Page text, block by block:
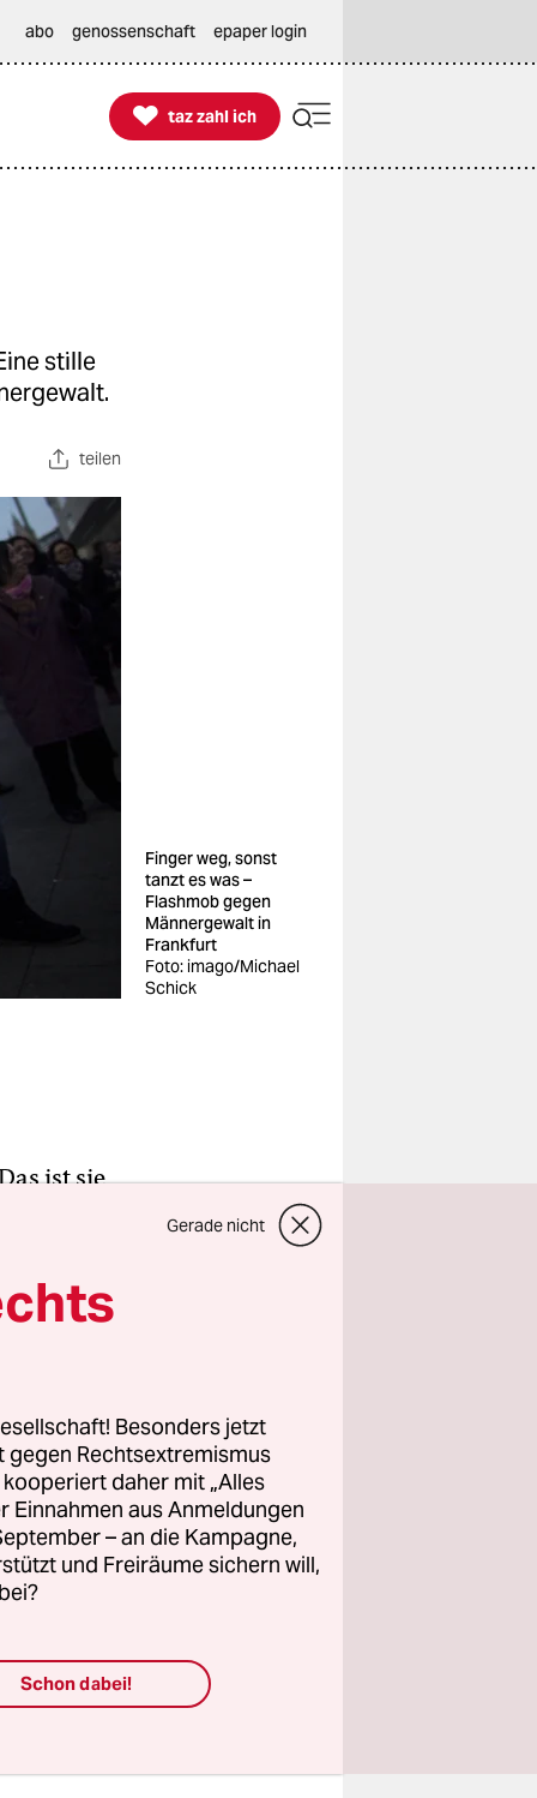
abo genossenschaft epaper login

taz zahl ich
taz zahl ich
stille
teilen
Finger weg, sonst
tanzt es was –
Flashmob gegen
Männergewalt in
Frankfurt
Foto: imago/Michael
Schick
ist sie
Männer
der
die
von
Rechte
Gerade nicht
Besonders jetzt
gegen Rechtsextremismus
daher mit „Alles
Einnahmen aus Anmeldungen
– an die Kampagne,
und Freiräume sichern will,
Schon dabei!